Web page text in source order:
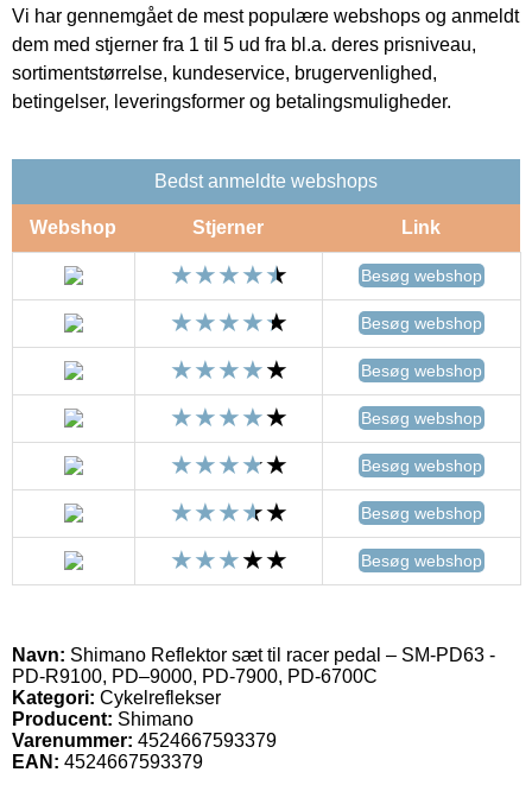
Vi har gennemgået de mest populære webshops og anmeldt
dem med stjerner fra 1 til 5 ud fra bl.a. deres prisniveau,
sortimentstørrelse, kundeservice, brugervenlighed,
betingelser, leveringsformer og betalingsmuligheder.
Bedst anmeldte webshops
Webshop Stjerner Link
Besøg webshop
Besøg webshop
Besøg webshop
Besøg webshop
Besøg webshop
Besøg webshop
Besøg webshop
Navn: Shimano Reflektor sæt til racer pedal – SM-PD63 -
PD-R9100, PD–9000, PD-7900, PD-6700C
Kategori: Cykelreflekser
Producent: Shimano
Varenummer: 4524667593379
EAN: 4524667593379